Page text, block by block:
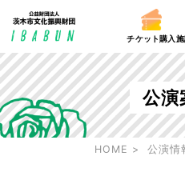
チケット購入
公演
HOME 公演情